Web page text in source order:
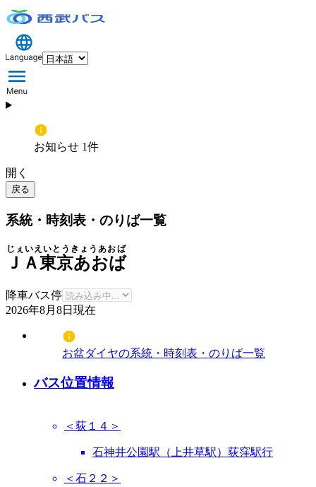
お知らせ 1件
開く
戻る
系統・時刻表・のりば一覧
ＪＡ東京あおば
じぇいえいとうきょうあおば
降車バス停
2026年8月8日 現在
お盆ダイヤの系統・時刻表・のりば一覧
バス位置情報
＜荻１４＞
石神井公園駅（上井草駅）荻窪駅行
＜石２２＞